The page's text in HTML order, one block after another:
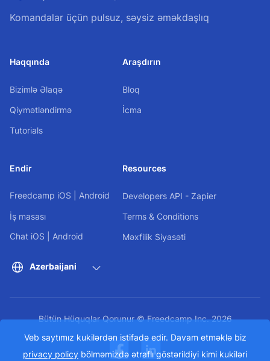
Veb saytımız kukilərdən istifadə edir. Davam etməklə biz
privacy policy bölməmizdə ətraflı göstərildiyi kimi kukiləri
Komandalar üçün pulsuz, səysiz əməkdaşlıq
Haqqında
Bizimlə Əlaqə
Qiymətləndirmə
Tutorials
Araşdırın
Bloq
İcma
Endir
Freedcamp iOS Android
İş masası
Chat iOS Android
Resources
Developers API - Zapier
Terms & Conditions
Məxfilik Siyasəti
Bütün Hüquqlar Qorunur © Freedcamp Inc. 2026
Azerbaijani